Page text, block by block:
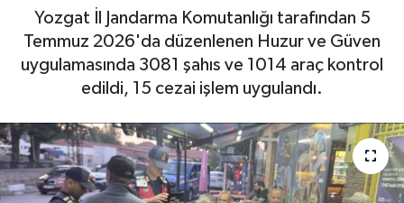
Yozgat İl Jandarma Komutanlığı tarafından 5
Temmuz 2026'da düzenlenen Huzur ve Güven
uygulamasında 3081 şahıs ve 1014 araç kontrol
edildi, 15 cezai işlem uygulandı.